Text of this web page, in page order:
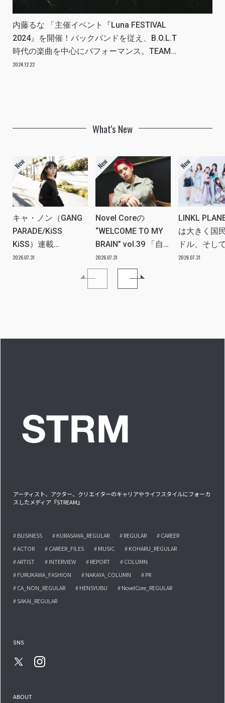
内藤るな 「主催イベント『Luna FESTIVAL
2024』を開催！バックバンドを従え、B.O.L.T
時代の楽曲を中心にパフォーマンス。TEAM
SHACHIとのコラボや意外なカバーでもファン
2024.12.22
What's New
キャ・ノン（GANG
PARADE/KiSS
KiSS）連載
vol.112「特別企画
2026.07.31
Novel Coreの
“WELCOME TO MY
BRAIN” vol.39 「自
分たちの世代のルー
ツ、カルチャーなど
2026.07.31
LINKL
は大きく国
ドル、そし
ツアー。い
2026.07.31
アーティスト、アクター、クリエイターのキャリアやライフスタイルにフォーカ
スしたメディア『STREAM』
# BUSINESS # KURASAWA_REGULAR # REGULAR
# CAREER
# ACTOR
# CAREER_FILES # MUSIC
# KOHARU_REGULAR
# ARTIST
# INTERVIEW # REPORT
# COLUMN
# FURUKAWA_FASHION
# NAKAYA_COLUMN
# PR
# CA_NON_REGULAR
# HENSYUBU
# NovelCore_REGULAR
# SAKAI_REGULAR
SNS
ABOUT